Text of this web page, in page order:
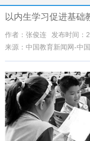
以内生学习促进基础
作者：张俊连
发布时间：
来源：中国教育新闻网-中